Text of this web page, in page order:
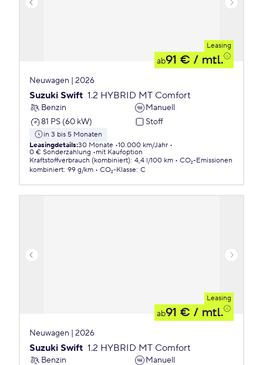
Leasing
ab91 € / mtl.
Neuwagen | 2026
Suzuki Swift 1.2 HYBRID MT Comfort
Benzin
Manuell
81 PS (60 kW)
Stoff
in 3 bis 5 Monaten
Leasingdetails:30 Monate 10.000 km/Jahr
0 € Sonderzahlung
mit Kaufoption
Kraftstoffverbrauch (kombiniert): 4,4 l/100 km
CO₂-Emissionen
kombiniert: 99 g/km CO₂-Klasse: C
Leasing
ab91 € / mtl.
Neuwagen | 2026
Suzuki Swift 1.2 HYBRID MT Comfort
Benzin Manuell